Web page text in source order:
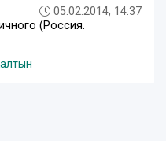
05.02.2014, 14:37
(Россия.